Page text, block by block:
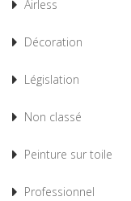
Airless
Décoration
Législation
Non classé
Peinture sur toile
Professionnel